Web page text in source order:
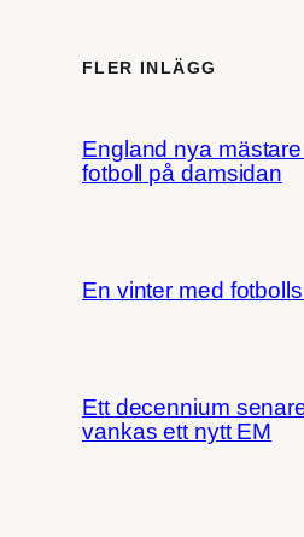
FLER INLÄGG
England nya mästare
fotboll på damsidan
En vinter med
Ett decennium
vankas ett nytt EM